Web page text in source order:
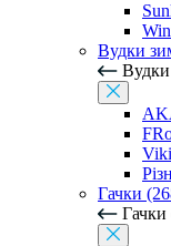
Вудки
Вудки
Гачки
Гачки